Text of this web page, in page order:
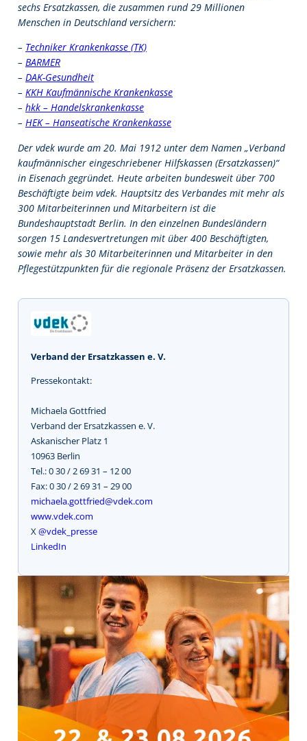
sechs Ersatzkassen, die zusammen rund 29 Millionen
Menschen in Deutschland versichern:
– Techniker Krankenkasse (TK)
– BARMER
– DAK-Gesundheit
– KKH Kaufmännische Krankenkasse
– hkk – Handelskrankenkasse
– HEK – Hanseatische Krankenkasse
Der vdek wurde am 20. Mai 1912 unter dem Namen „Verband
kaufmännischer eingeschriebener Hilfskassen (Ersatzkassen)“
in Eisenach gegründet. Heute arbeiten bundesweit über 700
Beschäftigte beim vdek. Hauptsitz des Verbandes mit mehr als
300 Mitarbeiterinnen und Mitarbeitern ist die
Bundeshauptstadt Berlin. In den einzelnen Bundesländern
sorgen 15 Landesvertretungen mit über 400 Beschäftigten,
sowie mehr als 30 Mitarbeiterinnen und Mitarbeiter in den
Pflegestützpunkten für die regionale Präsenz der Ersatzkassen.
Verband der Ersatzkassen e. V.
Pressekontakt:
Michaela Gottfried
Verband der Ersatzkassen e. V.
Askanischer Platz 1
10963 Berlin
Tel.: 0 30 / 2 69 31 – 12 00
Fax: 0 30 / 2 69 31 – 29 00
michaela.gottfried@vdek.com
www.vdek.com
X @vdek_presse
LinkedIn